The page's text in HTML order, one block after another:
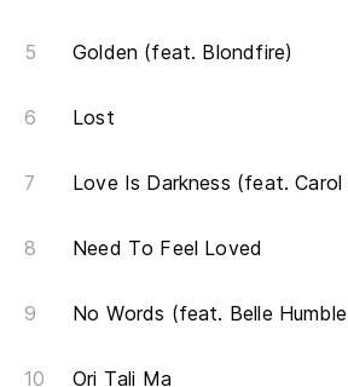
Golden (feat. Blondfire)
Lost
Love Is Darkness (feat. Carol
Need To Feel Loved
No Words (feat. Belle
Ori Tali Ma